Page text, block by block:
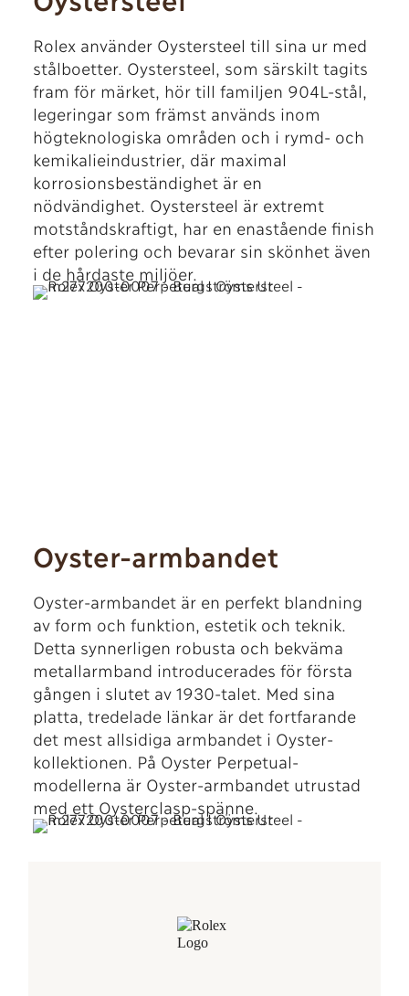
Rolex använder Oystersteel till sina ur med
stålboetter. Oystersteel, som särskilt tagits
fram för märket, hör till familjen 904L-stål,
legeringar som främst används inom
högteknologiska områden och i rymd- och
kemikalieindustrier, där maximal
korrosionsbeständighet är en
nödvändighet. Oystersteel är extremt
motståndskraftigt, har en enastående finish
efter polering och bevarar sin skönhet även
i de hårdaste miljöer.
Oyster-armbandet
Oyster-armbandet är en perfekt blandning
av form och funktion, estetik och teknik.
Detta synnerligen robusta och bekväma
metallarmband introducerades för första
gången i slutet av 1930-talet. Med sina
platta, tredelade länkar är det fortfarande
det mest allsidiga armbandet i Oyster-
kollektionen. På Oyster Perpetual-
modellerna är Oyster-armbandet utrustad
med ett Oysterclasp-spänne.